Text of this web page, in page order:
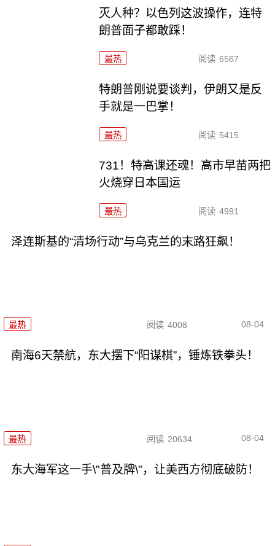
灭人种？以色列这波操作，连特
朗普面子都敢踩！
最热 阅读 6567
特朗普刚说要谈判，伊朗又是反
手就是一巴掌！
最热 阅读 5415
731！特高课还魂！高市早苗两把
火烧穿日本国运
最热 阅读 4991
泽连斯基的“清场行动”与乌克兰的末路狂飙！
最热 阅读 4008 08-04
南海6天禁航，东大摆下“阳谋棋”，锤炼铁拳头！
最热 阅读 20634 08-04
东大海军这一手\"普及牌\"，让美西方彻底破防！